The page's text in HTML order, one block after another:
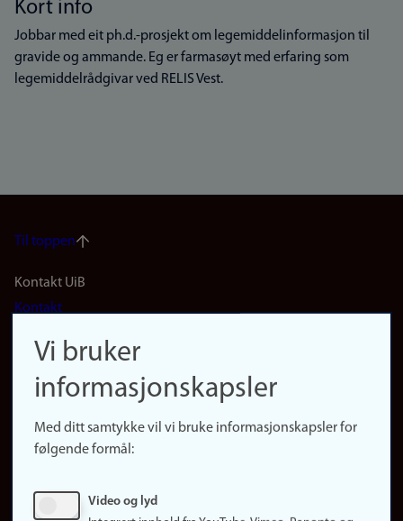
Kort info
Jobbar med eit ph.d.-prosjekt om legemiddelinformasjon til
gravide og ammande. Eg er farmasøyt med erfaring som
legemiddelrådgivar ved RELIS Vest.
Til toppen
Footer
(no)
Kontakt UiB
Kontakt
Finn forsker
Presse
Finn studier
Ledige stillinger
Vi bruker
informasjonskapsler
Med ditt samtykke vil vi bruke informasjonskapsler for
følgende formål:
Video og lyd